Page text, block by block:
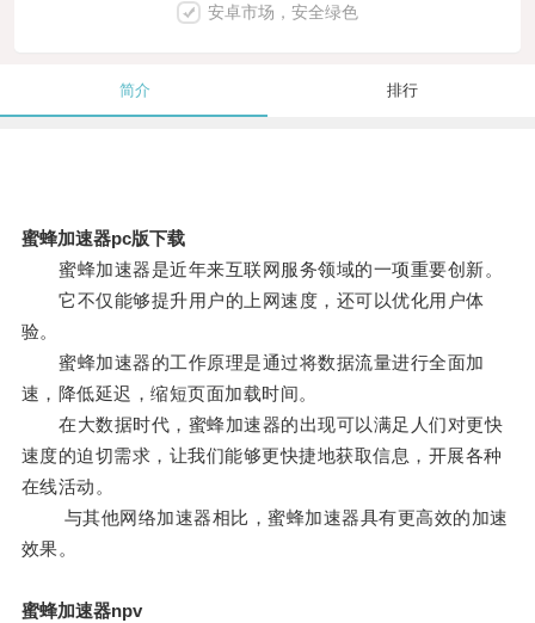
安卓市场，安全绿色
简介 排行
蜜蜂加速器pc版下载
蜜蜂加速器是近年来互联网服务领域的一项重要创新。
它不仅能够提升用户的上网速度，还可以优化用户体
验。
蜜蜂加速器的工作原理是通过将数据流量进行全面加
速，降低延迟，缩短页面加载时间。
在大数据时代，蜜蜂加速器的出现可以满足人们对更快
速度的迫切需求，让我们能够更快捷地获取信息，开展各种
在线活动。
与其他网络加速器相比，蜜蜂加速器具有更高效的加速
效果。
蜜蜂加速器npv